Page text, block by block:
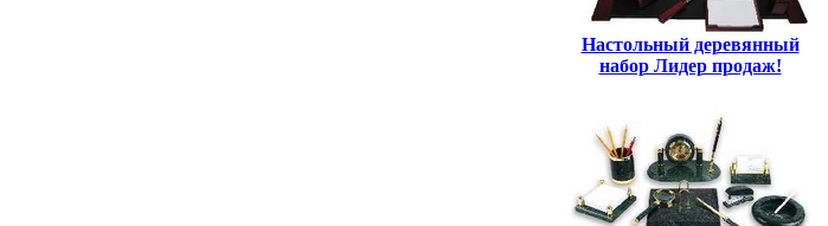
Настольный деревянный
набор Лидер продаж!